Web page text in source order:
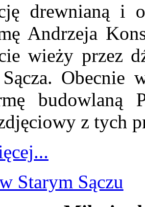
drewnianą i
Andrzeja
wieży przez
Obecnie
budowlaną
z tych
Starym Sączu